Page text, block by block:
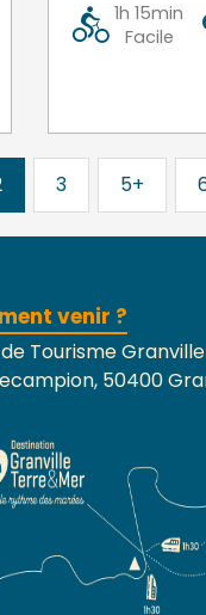
1h 15min
Facile
3 5+
venir ?
Tourisme
50400